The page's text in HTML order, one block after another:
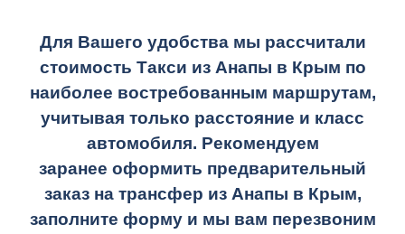
Для Вашего удобства мы рассчитали
стоимость Такси из Анапы в Крым по
наиболее востребованным маршрутам,
учитывая только расстояние и класс
автомобиля. Рекомендуем
заранее оформить предварительный
заказ на трансфер из Анапы в Крым,
заполните форму и мы вам перезвоним